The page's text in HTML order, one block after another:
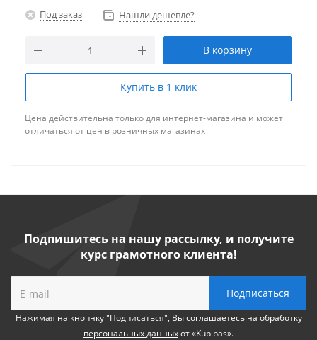
Под заказ Нашли дешевле?
В корзину
Купить в 1 клик
Цена действительна только для интернет-магазина и может
отличаться от цен в розничных магазинах
Подпишитесь на нашу рассылку, и получите
курс грамотного клиента!
Нажимая на кнопнку "Подписаться", Вы соглашаетесь на обработку
персональных данныхот «Kupibas».